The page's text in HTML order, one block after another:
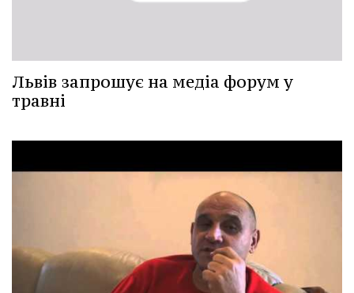
Львів запрошує на медіа форум у
травні